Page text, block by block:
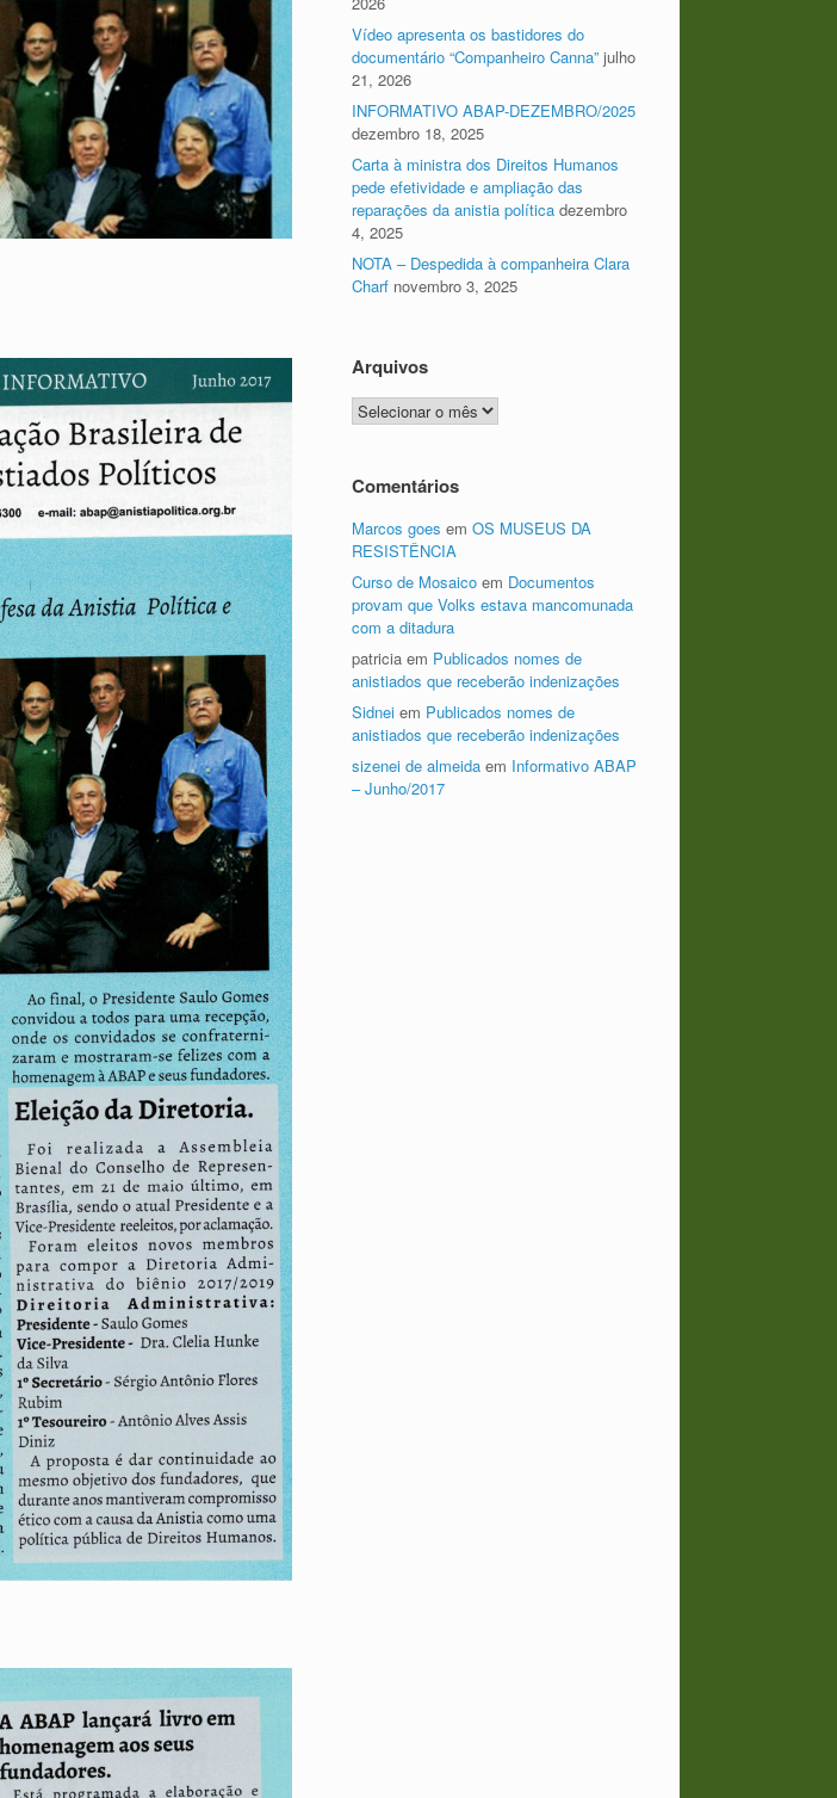
Vídeo apresenta os bastidores do
documentário “Companheiro Canna” julho
21, 2026
INFORMATIVO ABAP-DEZEMBRO/2025
dezembro 18, 2025
Carta à ministra dos Direitos Humanos
pede efetividade e ampliação das
reparações da anistia política dezembro
4, 2025
NOTA – Despedida à companheira Clara
Charf novembro 3, 2025
Arquivos
Arquivos
Comentários
Marcos goes emOS MUSEUS DA
RESISTÊNCIA
Curso de Mosaico em Documentos
provam que Volks estava mancomunada
com a ditadura
patricia em Publicados nomes de
anistiados que receberão indenizações
Sidnei em Publicados nomes de
anistiados que receberão indenizações
sizenei de almeida em Informativo ABAP
– Junho/2017